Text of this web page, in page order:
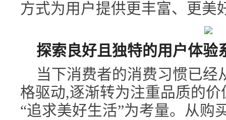
方式为用户提供更丰富、更美
探索良好且独特的用户体验
当下消费者的消费习惯已经
格驱动,逐渐转为注重品质的
“追求美好生活”为考量。从购